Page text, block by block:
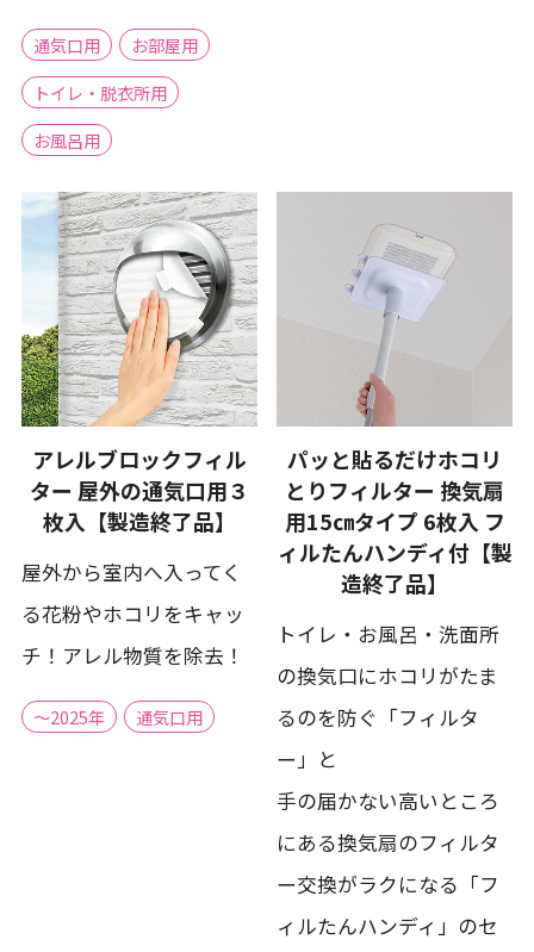
通気口用
お部屋用
トイレ・脱衣所用
お風呂用
アレルブロックフィル
ター 屋外の通気口用３
枚入【製造終了品】
屋外から室内へ入ってく
る花粉やホコリをキャッ
チ！アレル物質を除去！
～2025年 通気口用
パッと貼るだけホコリ
とりフィルター 換気扇
用15㎝タイプ 6枚入 フ
ィルたんハンディ付【製
造終了品】
トイレ・お風呂・洗面所
の換気口にホコリがたま
るのを防ぐ「フィルタ
ー」と
手の届かない高いところ
にある換気扇のフィルタ
ー交換がラクになる「フ
ィルたんハンディ」のセ